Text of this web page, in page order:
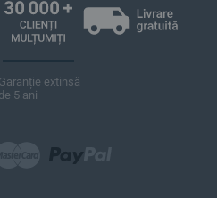
Garanție extinsă
de 5 ani